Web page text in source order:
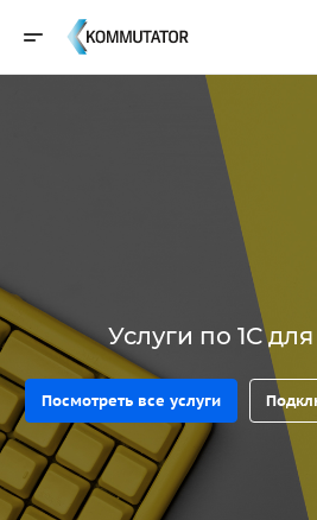
Услуги по 1С
Посмотреть все услуги